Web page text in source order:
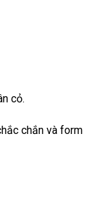
cỏ.
chắn và form